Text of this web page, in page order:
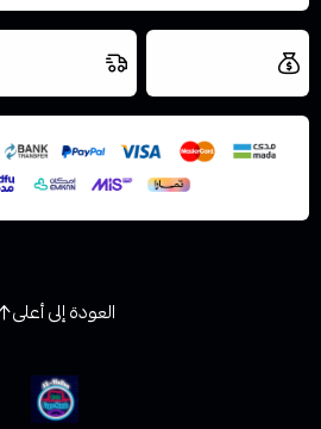
اسحب و افلت
استعراض
العودة إلى أعلى